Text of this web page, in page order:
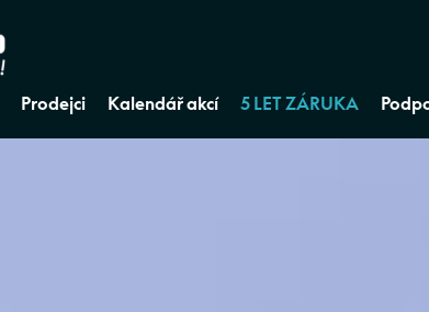
Prodejci Kalendář akcí 5 LET ZÁRUKA